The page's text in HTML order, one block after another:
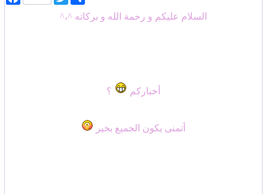
a
w
ن
ش
السلام عليكم و رحمة الله و بركاته ^،^
أخباركم ؟
أتمنى يكون الجميع بخير